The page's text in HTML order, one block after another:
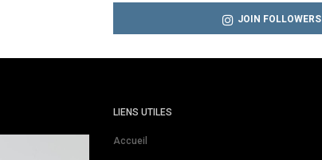
JOIN FOLLOWERS
LIENS UTILES
Accueil